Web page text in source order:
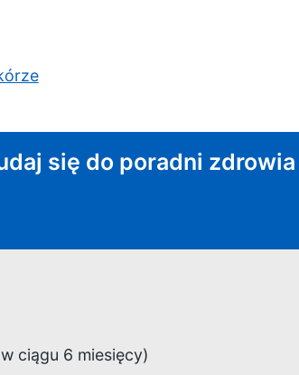
się do poradni
ciągu 6 miesięcy)